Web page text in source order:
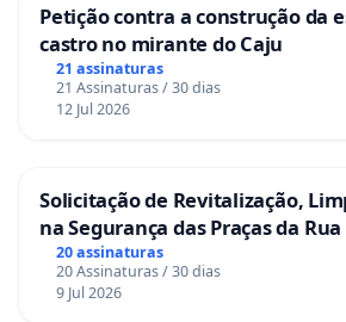
Petição contra a construção da
castro no mirante do Caju
21 assinaturas
21 Assinaturas / 30 dias
12 Jul 2026
Solicitação de Revitalização,
na Segurança das Praças da
Sete Ilhas
20 assinaturas
20 Assinaturas / 30 dias
9 Jul 2026